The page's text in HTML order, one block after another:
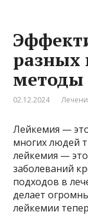
разных
методы
02.12.2024
Лейкемия —
многих людей
лейкемия —
заболеваний
подходов в
делает
лейкемии